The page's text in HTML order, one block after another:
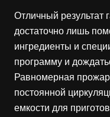
Отличный результат
достаточно лишь
ингредиенты и
программу и
Равномерная
постоянной
емкости для